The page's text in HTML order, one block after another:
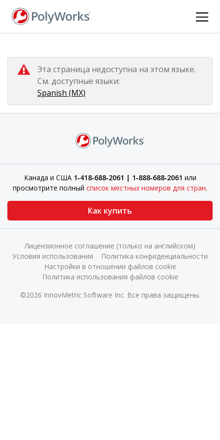
Перейти
Эта страница недоступна на этом языке.
См. доступные языки:
Spanish (MX)
Канада и США 1‑418‑688‑2061 | 1‑888‑688‑2061 или
просмотрите полный список местных номеров для стран.
Как купить
©2026 InnovMetric Software Inc. Все права защищены.
Лицензионное соглашение (только на английском)
Условия использования
Политика конфиденциальности
Настройки в отношении файлов cookie
Политика использования файлов cookie